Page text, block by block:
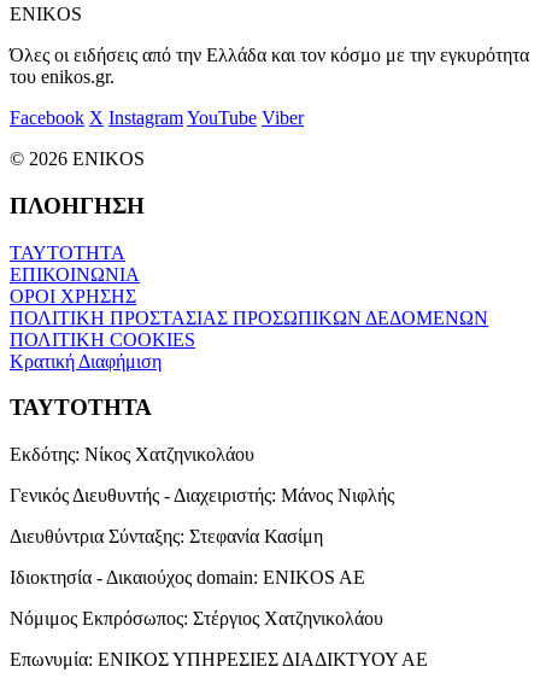
ENIKOS
Όλες οι ειδήσεις από την Ελλάδα και τον κόσμο με την εγκυρότητα
του enikos.gr.
Facebook X InstagramYouTube Viber
© 2026 ENIKOS
ΠΛΟΗΓΗΣΗ
ΤΑΥΤΟΤΗΤΑ
ΕΠΙΚΟΙΝΩΝΙΑ
ΟΡΟΙ ΧΡΗΣΗΣ
ΠΟΛΙΤΙΚΗ ΠΡΟΣΤΑΣΙΑΣ ΠΡΟΣΩΠΙΚΩΝ ΔΕΔΟΜΕΝΩΝ
ΠΟΛΙΤΙΚΗ COOKIES
Κρατική Διαφήμιση
ΤΑΥΤΟΤΗΤΑ
Εκδότης: Νίκος Χατζηνικολάου
Γενικός Διευθυντής - Διαχειριστής: Μάνος Νιφλής
Διευθύντρια Σύνταξης: Στεφανία Κασίμη
Ιδιοκτησία - Δικαιούχος domain: ENIKOS AE
Νόμιμος Εκπρόσωπος: Στέργιος Χατζηνικολάου
Επωνυμία: ΕΝΙΚΟΣ ΥΠΗΡΕΣΙΕΣ ΔΙΑΔΙΚΤΥΟΥ ΑΕ